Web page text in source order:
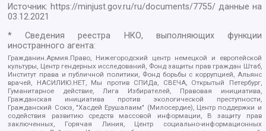
Источник: https://minjust.gov.ru/ru/documents/7755/ данные на
03.12.2021
* Сведения реестра НКО, выполняющих функции
иностранного агента:
Гражданин.Армия.Право, Нижегородский центр немецкой и европейской
культуры, Центр гендерных исследований, Фонд защиты прав граждан Штаб,
Институт права и публичной политики, Фонд борьбы с коррупцией, Альянс
врачей, НАСИЛИЮ.НЕТ, Мы против СПИДа, СВЕЧА, Открытый Петербург,
Гуманитарное действие, Лига Избирателей, Правовая инициатива,
Гражданская инициатива против экологической преступности,
Гражданский Союз, "Хасдей Ерушалаим" (Милосердие), Центр поддержки и
содействия развитию средств массовой информации, В защиту прав
заключенных, Горячая Линия, Центр социально-информационных